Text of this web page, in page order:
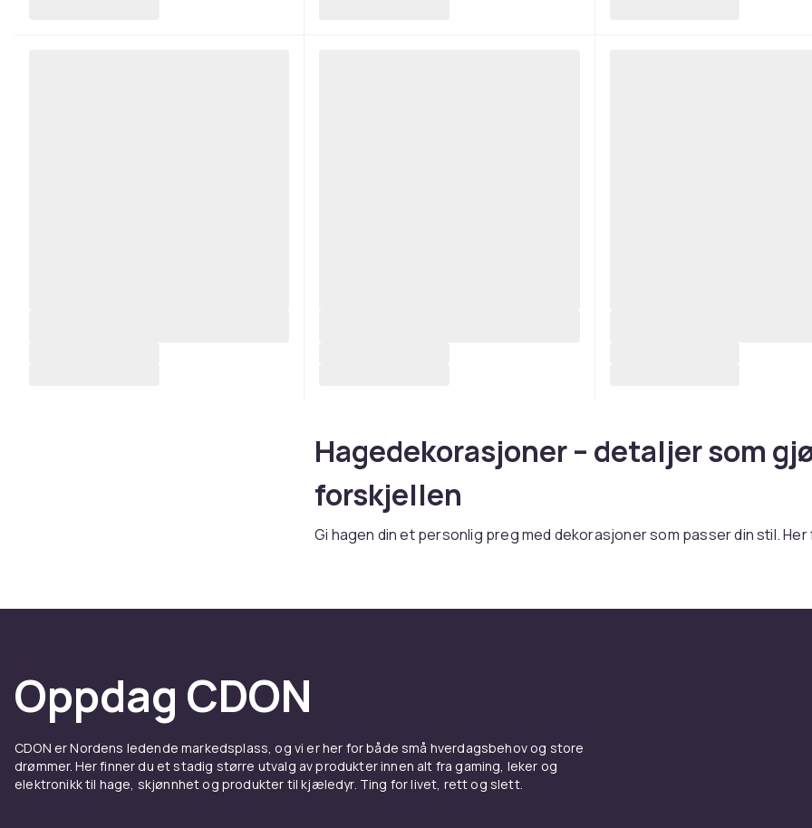
Hagedekorasjoner – detaljer som
forskjellen
Gi hagen din et personlig preg med dekorasjoner som passer din stil. Her
Oppdag CDON
CDON er Nordens ledende markedsplass, og vi er her for både små hverdagsbehov og store
drømmer. Her finner du et stadig større utvalg av produkter innen alt fra gaming, leker og
elektronikk til hage, skjønnhet og produkter til kjæledyr. Ting for livet, rett og slett.